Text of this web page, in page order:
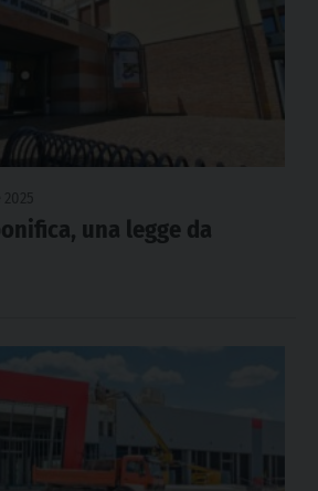
una legge da